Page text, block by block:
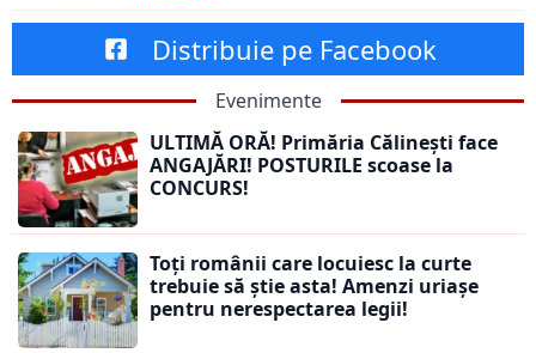
Distribuie pe Facebook
Evenimente
ULTIMĂ ORĂ! Primăria Călinești face
ANGAJĂRI! POSTURILE scoase la
CONCURS!
Toți românii care locuiesc la curte
trebuie să știe asta! Amenzi uriașe
pentru nerespectarea legii!